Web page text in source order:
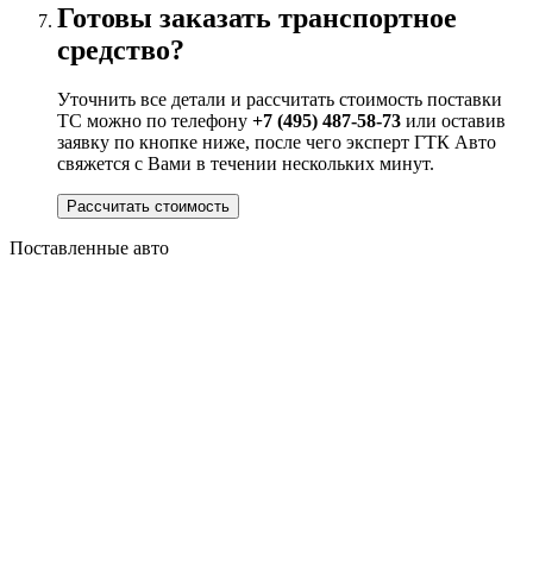
Готовы заказать транспортное
средство?
Уточнить все детали и рассчитать стоимость поставки
ТС можно по телефону +7 (495) 487-58-73 или оставив
заявку по кнопке ниже, после чего эксперт ГТК Авто
свяжется с Вами в течении нескольких минут.
Рассчитать стоимость
Поставленные авто